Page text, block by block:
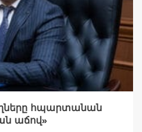
հպարտանան
աճով»